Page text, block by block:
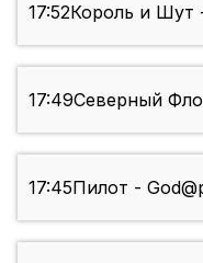
17:52Король и Шут
17:49Северный
17:45Пилот -